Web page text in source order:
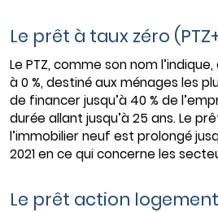
Le prêt à taux zéro
Le PTZ, comme son nom
à 0 %, destiné aux ménages les
de financer jusqu’à 40 % de
durée allant jusqu’à 25 ans. Le
l’immobilier neuf est prolongé
2021 en ce qui concerne les
Le prêt action logement